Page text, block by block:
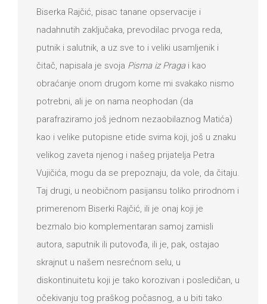
Biserka Rajčić, pisac tanane opservacije i
nadahnutih zaključaka, prevodilac prvoga reda,
putnik i salutnik, a uz sve to i veliki usamljenik i
čitač, napisala je svoja Pisma iz Pragai kao
obraćanje onom drugom kome mi svakako nismo
potrebni, ali je on nama neophodan (da
parafraziramo još jednom nezaobilaznog Matića)
kao i velike putopisne etide svima koji, još u znaku
velikog zaveta njenog i našeg prijatelja Petra
Vujičića, mogu da se prepoznaju, da vole, da čitaju.
Taj drugi, u neobičnom pasijansu toliko prirodnom i
primerenom Biserki Rajčić, ili je onaj koji je
bezmalo bio komplementaran samoj zamisli
autora, saputnik ili putovođa, ili je, pak, ostajao
skrajnut u našem nesrećnom selu, u
diskontinuitetu koji je tako korozivan i posledičan, u
očekivanju tog praškog počasnog, a u biti tako